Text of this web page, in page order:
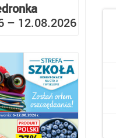
– 12.08.2026